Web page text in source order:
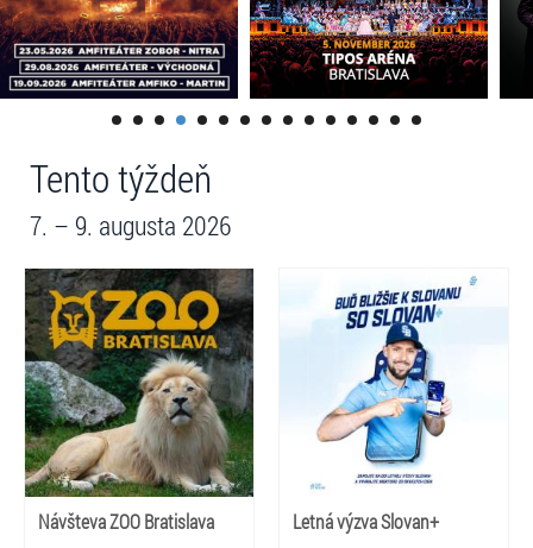
Tento týždeň
7. – 9. augusta 2026
Návšteva ZOO Bratislava Letná výzva Slovan+